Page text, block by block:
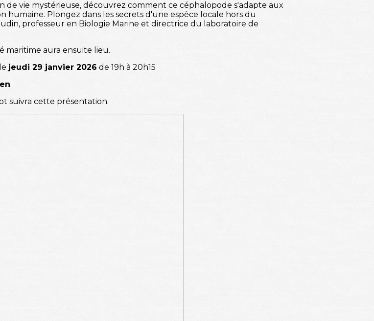
de vie mystérieuse, découvrez comment ce céphalopode s'adapte aux
humaine. Plongez dans les secrets d'une espèce locale hors du
professeur en Biologie Marine et directrice du laboratoire de
maritime aura ensuite lieu.
jeudi 29 janvier 2026 de 19h à 20h15
.
suivra cette présentation.